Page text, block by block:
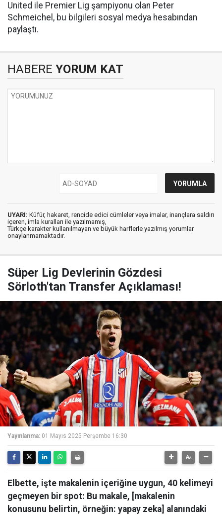
United ile Premier Lig şampiyonu olan Peter
Schmeichel, bu bilgileri sosyal medya hesabından
paylaştı.
HABERE YORUM KAT
UYARI: Küfür, hakaret, rencide edici cümleler veya imalar, inançlara saldırı
içeren, imla kuralları ile yazılmamış,
Türkçe karakter kullanılmayan ve büyük harflerle yazılmış yorumlar
onaylanmamaktadır.
Süper Lig Devlerinin Gözdesi
Sörloth'tan Transfer Açıklaması!
Yayınlanma: 01 Mayıs 2025 Perşembe 16:30
Elbette, işte makalenin içeriğine uygun, 40 kelimeyi
geçmeyen bir spot: Bu makale, [makalenin
konusunu belirtin, örneğin: yapay zeka] alanındaki